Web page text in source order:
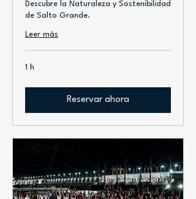
Descubre la Naturaleza y Sostenibilidad
de Salto Grande.
Leer más
1 h
Reservar ahora